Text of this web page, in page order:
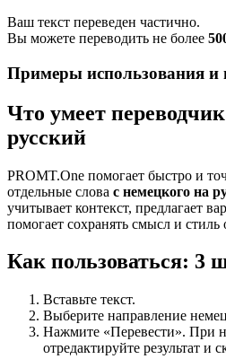
Ваш текст переведен частично.
Вы можете переводить не более
Примеры использования и
Что умеет
русский
PROMT.One помогает быстро и
отдельные слова с немецкого на
учитывает контекст, предлагает
помогает сохранять смысл и стиль
Как пользоваться: 3
Вставьте текст.
Выберите направление
Нажмите «Перевести». При
отредактируйте результат и